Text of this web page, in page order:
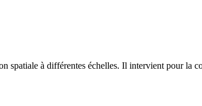
à différentes échelles. Il intervient pour la